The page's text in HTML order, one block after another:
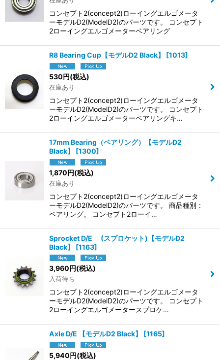
コンセプト2(concept2)ローイングエルゴメータ
ーモデルD2(ModelD2)のパーツです。 コンセプト
2ローイングエルゴメーターベアリング
R8 Bearing Cup【モデルD2 Black】 [1013]
530円(税込)
在庫あり
コンセプト2(concept2)ローイングエルゴメータ
ーモデルD2(ModelD2)のパーツです。 コンセプト
2ローイングエルゴメーターベアリングキ…
17mm Bearing（ベアリング）【モデルD2
Black】
[1300]
1,870円(税込)
在庫あり
コンセプト2(concept2)ローイングエルゴメータ
ーモデルD2(ModelD2)のパーツです。 商品種別：
ベアリング。 コンセプト2ローイ…
Sprocket D/E (スプロケット)【モデルD2
Black】
[1163]
3,960円(税込)
入荷待ち
コンセプト2(concept2)ローイングエルゴメータ
ーモデルD2(ModelD2)のパーツです。 コンセプト
2ローイングエルゴメータースプロケ…
Axle D/E 【モデルD2 Black】 [1165]
5,940円(税込)